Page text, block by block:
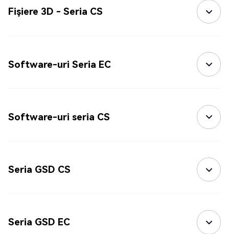
Fișiere 3D - Seria CS
Software-uri Seria EC
Software-uri seria CS
Seria GSD CS
Seria GSD EC